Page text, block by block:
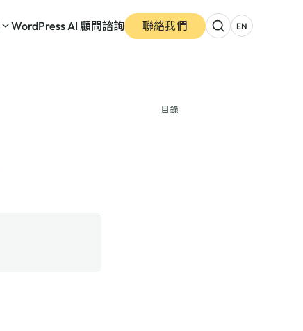
WordPress AI 顧問諮詢 聯絡我們 EN
目錄